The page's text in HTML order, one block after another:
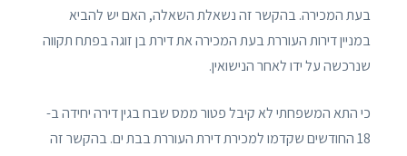
בעת המכירה. בהקשר זה נשאלת השאלה, האם יש להביא
במניין דירות העוררת בעת המכירה את דירת בן זוגה בפתח תקווה
שנרכשה על ידו לאחר הנישואין.
כי התא המשפחתי לא קיבל פטור ממס שבח בגין דירה יחידה ב-
18 החודשים שקדמו למכירת דירת העוררת בבת ים. בהקשר זה